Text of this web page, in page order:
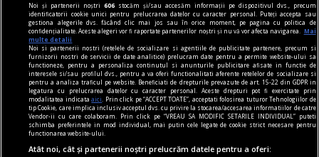
Stresul NATO după incidentele cu drone și
rachete rusești din România și Polonia. Un Putin
disperat ar putea face o mișcare riscantă
Dictatorul rus Vladimir Putin ar putea încerca să
testeze disponibilitatea NATO de a răspunde cu
un atac limitat asupra uneia dintre țările alianței
în următorii ani.
Noi și partenerii noștri606 stocăm și/sau accesăm informații pe dispozitivul dvs., precum
identificatorii cookie unici pentru prelucrarea datelor cu caracter personal. Puteți accepta sau
gestiona alegerile dvs. făcând clic mai jos sau în orice moment, pe pagina cu politica de
confidențialitate. Aceste alegeri vor fi raportate partenerilor noștri și nu vă vor afecta navigarea.
Mai
multe detalii
Noi si partenerii nostri (retelele de socializare si agentiile de publicitate partenere, precum si
furnizorii nostri de servicii de date analitice) prelucram date pentru a permite website-ului sa
functioneze, pentru a personaliza continutul si anunturile publicitare afisate in functie de
interesele si/sau profilul dvs., pentru a va oferi functionalitati aferente retelelor de socializare si
pentru a analiza traficul pe website. Beneficiati de drepturile prevazute de art. 15-22 din GDPR in
legatura cu prelucrarea datelor cu caracter personal. Aceste drepturi pot fi exercitate prin
modalitatea indicataaici
. Prin click pe “ACCEPT TOATE”, acceptati folosirea tuturor Tehnologiilor de
tip Cookie, care implica inclusiv acceptul dvs. cu privire la stocarea/accesarea informatiilor de catre
Vendor-ii cu care colaboram. Prin click pe “VREAU SA MODIFIC SETARILE INDIVIDUAL” puteti
schimba preferintele in mod individual, mai putin cele legate de cookie strict necesare pentru
functionarea website-ului.
Atât noi, cât și partenerii noștri prelucrăm datele pentru a oferi: